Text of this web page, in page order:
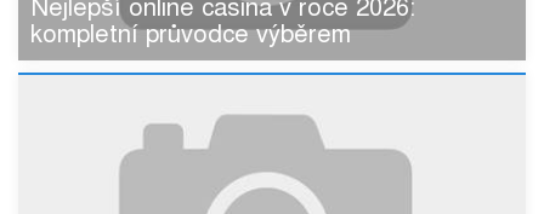
Nejlepší online casina v roce 2026:
kompletní průvodce výběrem